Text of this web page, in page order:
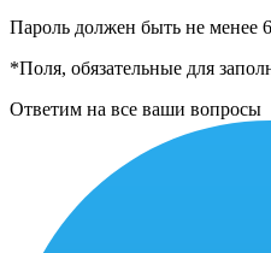
Пароль должен быть не менее
*Поля, обязательные для
Ответим на все ваши вопросы